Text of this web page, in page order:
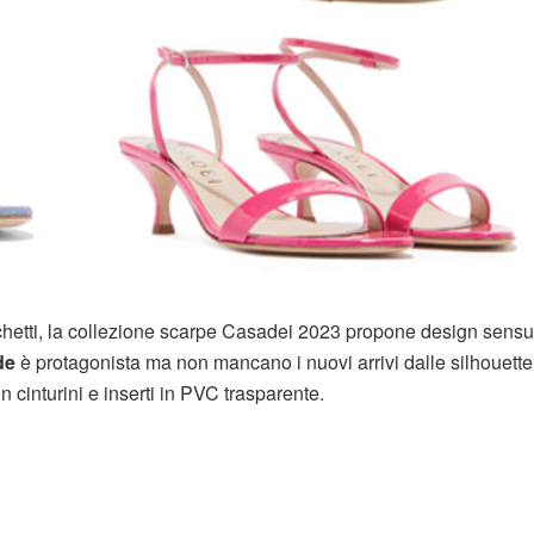
la collezione scarpe Casadei 2023 propone design
è protagonista ma non mancano i nuovi arrivi dalle silhouette
cinturini e inserti in PVC trasparente.